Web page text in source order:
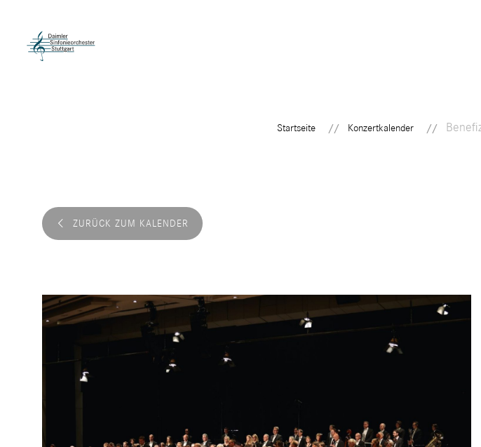
Startseite Konzertkalender
ZURÜCK ZUM KALENDER